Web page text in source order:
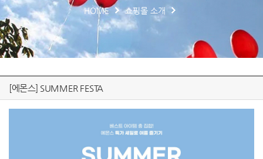
HOME 쇼핑몰 소개
[에몬스] SUMMER FESTA